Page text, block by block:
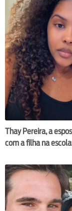
Thay Pereira, a
com a filha na